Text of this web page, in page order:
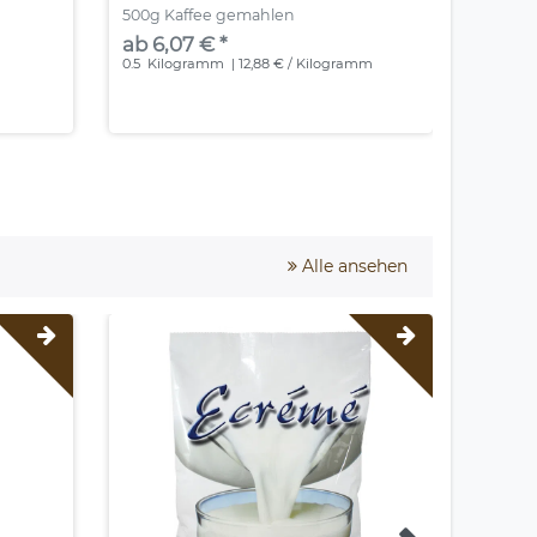
500g Kaffee gemahlen
ab 6,07 € *
0.5 Kilogramm | 12,88 € / Kilogramm
Alle ansehen